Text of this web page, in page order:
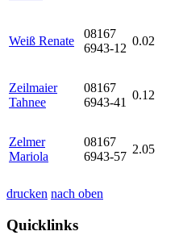
Weiß Renate
08167
6943-12
0.02
Zeilmaier
Tahnee
08167
6943-41
0.12
Zelmer
Mariola
08167
6943-57
2.05
drucken nach oben
Quicklinks